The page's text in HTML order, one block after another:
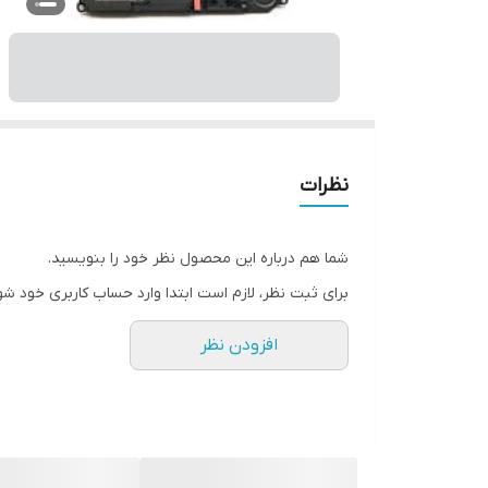
نظرات
شما هم درباره این محصول نظر خود را بنویسید.
برای ثبت نظر، لازم است ابتدا وارد حساب کاربری خود
افزودن نظر